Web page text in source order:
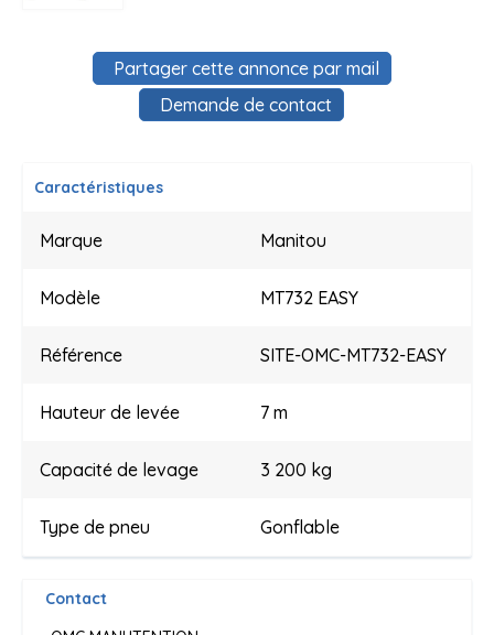
Demande de contact
Partager cette annonce par mail
Caractéristiques
Marque Manitou
Modèle MT732 EASY
Référence SITE-OMC-MT732-EASY
Hauteur de levée 7 m
Capacité de levage 3 200 kg
Type de pneu Gonflable
Contact